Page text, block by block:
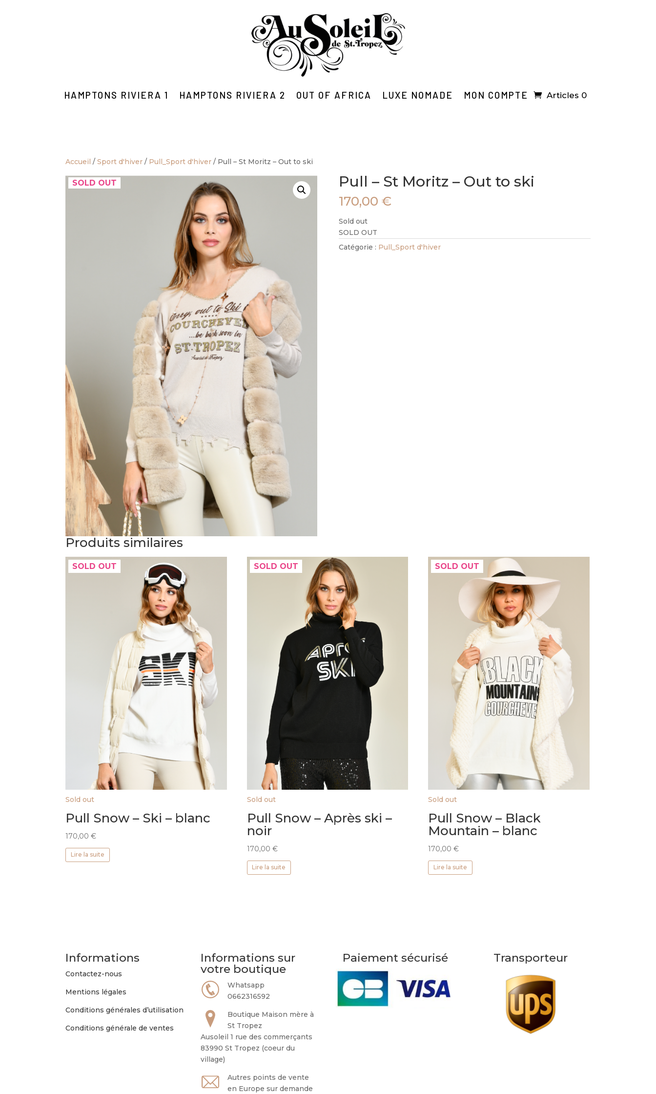
HAMPTONS RIVIERA 1 HAMPTONS RIVIERA 2 OUT OF AFRICA LUXE NOMADE MON COMPTE Articles 0
Accueil /Sport d'hiver / Pull_Sport d'hiver / Pull – St Moritz – Out to ski
SOLD OUT Pull – St Moritz – Out to ski
170,00 €
Sold out
SOLD OUT
Catégorie : Pull_Sport d'hiver
Produits similaires
SOLD OUT
Sold out
Pull Snow – Ski – blanc
170,00€
Lire la suite
SOLD OUT
Sold out
Pull Snow – Après ski –
noir
170,00 €
Lire la suite
SOLD OUT
Sold out
Pull Snow – Black
Mountain – blanc
170,00€
Lire la suite
Informations
Contactez-nous
Mentions légales
Conditions générales d’utilisation
Conditions générale de ventes
Informations sur
votre boutique
Whatsapp
0662316592
Boutique Maison mère à
St Tropez
Ausoleil 1 rue des commerçants
83990 St Tropez (coeur du
village)
Autres points de vente
en Europe sur demande
Paiement sécurisé Transporteur